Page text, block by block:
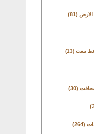
(81)
بیعت(13)
(30)
(264)